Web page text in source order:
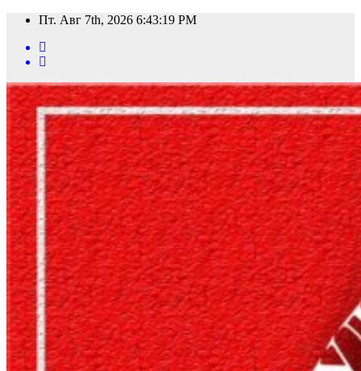
Перейти
содержимому
Пт. Авг 7th, 2026 6:43:21 PM